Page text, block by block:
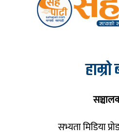
हाम्रो
सभ्यता मिडिया